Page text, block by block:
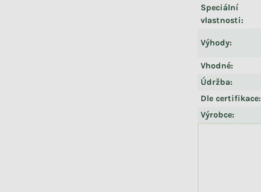
Speciální
vlastnosti:
Výhody:
Vhodné:
Údržba:
Dle certifikace:
Výrobce: